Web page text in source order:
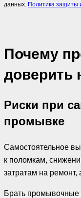
данных. Политика защиты
Почему
доверить
Риски при
промывке
Самостоятельное
к поломкам,
затратам на ремонт,
Брать промывочные